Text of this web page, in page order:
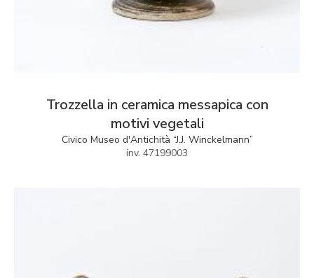
Trozzella in ceramica messapica con
motivi vegetali
Civico Museo d'Antichità “J.J. Winckelmann”
inv. 47199003